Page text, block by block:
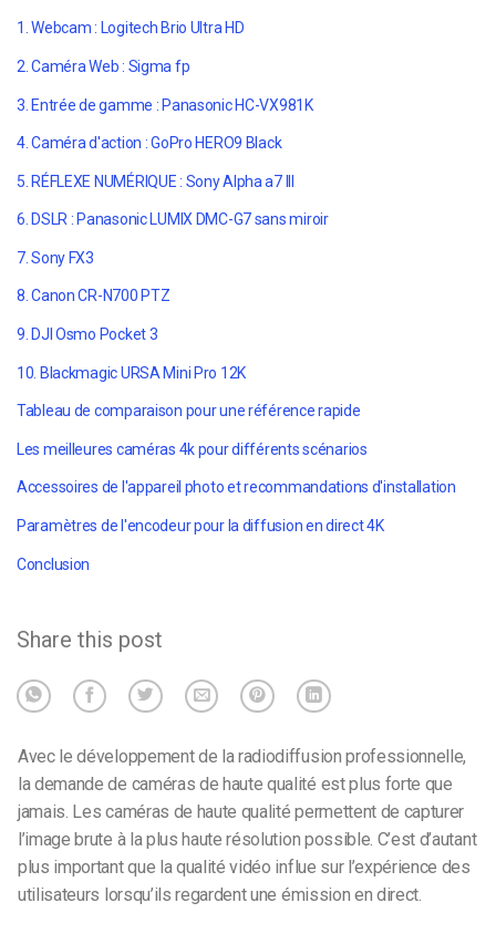
1. Webcam : Logitech Brio Ultra HD
2. Caméra Web : Sigma fp
3. Entrée de gamme : Panasonic HC-VX981K
4. Caméra d'action : GoPro HERO9 Black
5. RÉFLEXE NUMÉRIQUE : Sony Alpha a7 III
6. DSLR : Panasonic LUMIX DMC-G7 sans miroir
7. Sony FX3
8. Canon CR-N700 PTZ
9. DJI Osmo Pocket 3
10. Blackmagic URSA Mini Pro 12K
Tableau de comparaison pour une référence rapide
Les meilleures caméras 4k pour différents scénarios
Accessoires de l'appareil photo et recommandations d'installation
Paramètres de l'encodeur pour la diffusion en direct 4K
Conclusion
Share this post
Avec le développement de la radiodiffusion professionnelle,
la demande de caméras de haute qualité est plus forte que
jamais. Les caméras de haute qualité permettent de capturer
l’image brute à la plus haute résolution possible. C’est d’autant
plus important que la qualité vidéo influe sur l’expérience des
utilisateurs lorsqu’ils regardent une émission en direct.